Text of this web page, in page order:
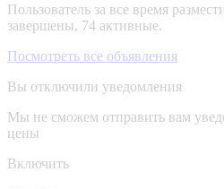
Пользователь за все время
завершены, 74 активные.
Посмотреть все объявления
Вы отключили уведомления
Мы не сможем отправить вам
цены
Включить